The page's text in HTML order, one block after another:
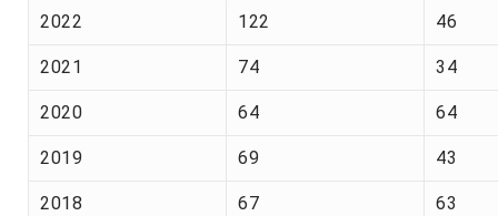
2022 122 46
2021 74 34
2020 64 64
2019 69 43
2018 67 63